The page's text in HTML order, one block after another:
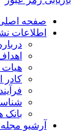
صفحه
اطلاعات
هیات
کادر
بانک
آرشیو